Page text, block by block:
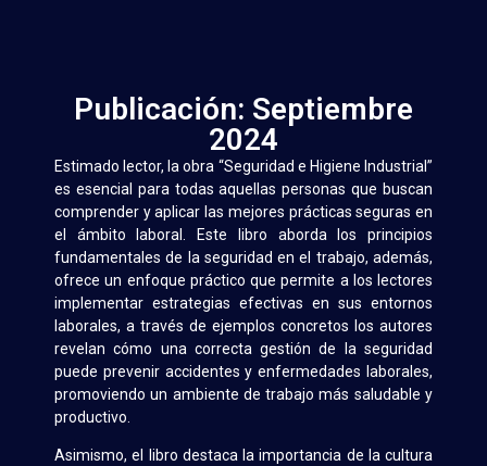
Publicación: Septiembre
2024
Estimado lector, la obra “Seguridad e Higiene Industrial”
es esencial para todas aquellas personas que buscan
comprender y aplicar las mejores prácticas seguras en
el ámbito laboral. Este libro aborda los principios
fundamentales de la seguridad en el trabajo, además,
ofrece un enfoque práctico que permite a los lectores
implementar estrategias efectivas en sus entornos
laborales, a través de ejemplos concretos los autores
revelan cómo una correcta gestión de la seguridad
puede prevenir accidentes y enfermedades laborales,
promoviendo un ambiente de trabajo más saludable y
productivo.
Asimismo, el libro destaca la importancia de la cultura